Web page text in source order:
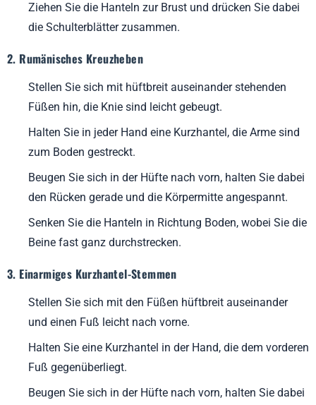
Ziehen Sie die Hanteln zur Brust und drücken Sie dabei
die Schulterblätter zusammen.
2. Rumänisches Kreuzheben
Stellen Sie sich mit hüftbreit auseinander stehenden
Füßen hin, die Knie sind leicht gebeugt.
Halten Sie in jeder Hand eine Kurzhantel, die Arme sind
zum Boden gestreckt.
Beugen Sie sich in der Hüfte nach vorn, halten Sie dabei
den Rücken gerade und die Körpermitte angespannt.
Senken Sie die Hanteln in Richtung Boden, wobei Sie die
Beine fast ganz durchstrecken.
3. Einarmiges Kurzhantel-Stemmen
Stellen Sie sich mit den Füßen hüftbreit auseinander
und einen Fuß leicht nach vorne.
Halten Sie eine Kurzhantel in der Hand, die dem vorderen
Fuß gegenüberliegt.
Beugen Sie sich in der Hüfte nach vorn, halten Sie dabei